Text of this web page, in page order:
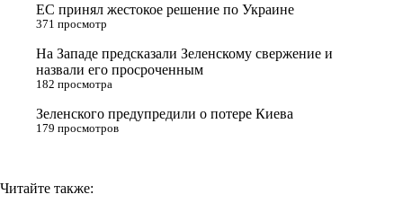
n
k
ЕС принял жестокое решение по Украине
371 просмотр
На Западе предсказали Зеленскому свержение и
назвали его просроченным
182 просмотра
Зеленского предупредили о потере Киева
179 просмотров
Читайте также: